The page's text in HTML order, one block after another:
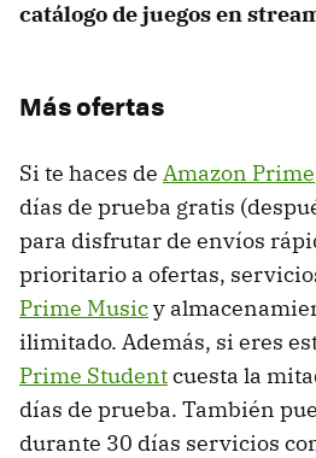
catálogo de juegos en
Más ofertas
Si te haces de Amazon Prime
días de prueba gratis
para disfrutar de envíos
prioritario a ofertas,
Prime Musicy
ilimitado. Además, si eres
Prime Studentcuesta la
días de prueba. También
durante 30 días servicios